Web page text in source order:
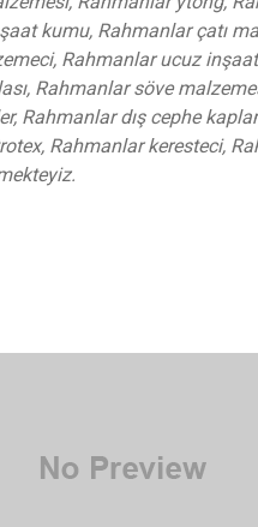
kumu, Rahmanlar çatı
Rahmanlar ucuz
Rahmanlar söve
Rahmanlar dış cephe
Rahmanlar keresteci,